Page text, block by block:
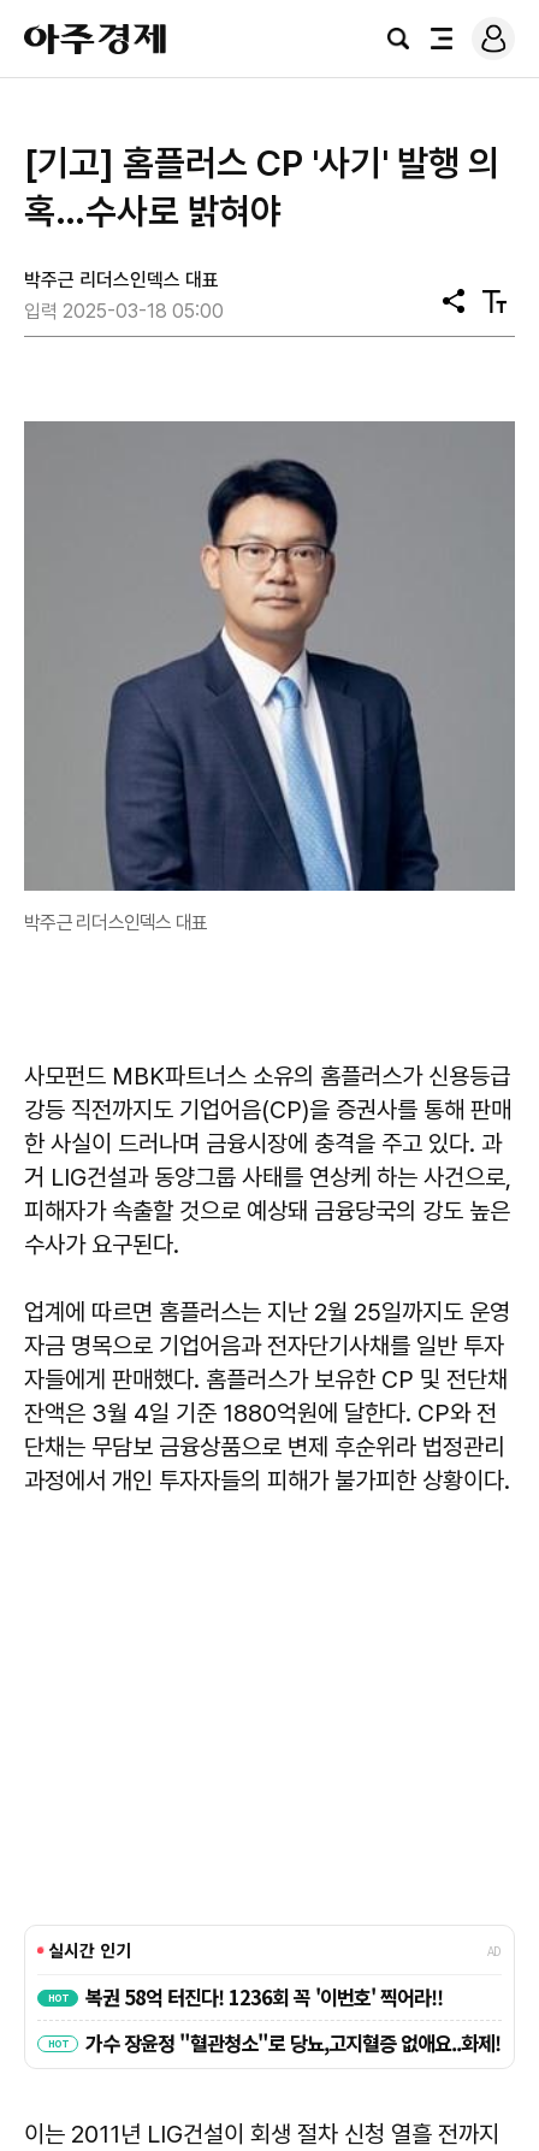
아
주
경
검
전
로
그
[기고] 홈플러스 CP '사기' 발행 의
혹…수사로 밝혀야
박주근 리더스인덱스 대표
입력 2025-03-18 05:00
공
유
텍
스
박주근 리더스인덱스 대표
사모펀드 MBK파트너스 소유의 홈플러스가 신용등급
강등 직전까지도 기업어음(CP)을 증권사를 통해 판매
한 사실이 드러나며 금융시장에 충격을 주고 있다. 과
거 LIG건설과 동양그룹 사태를 연상케 하는 사건으로,
피해자가 속출할 것으로 예상돼 금융당국의 강도 높은
수사가 요구된다.
업계에 따르면 홈플러스는 지난 2월 25일까지도 운영
자금 명목으로 기업어음과 전자단기사채를 일반 투자
자들에게 판매했다. 홈플러스가 보유한 CP 및 전단채
잔액은 3월 4일 기준 1880억원에 달한다. CP와 전
단채는 무담보 금융상품으로 변제 후순위라 법정관리
과정에서 개인 투자자들의 피해가 불가피한 상황이다.
이는 2011년 LIG건설이 회생 절차 신청 열흘 전까지